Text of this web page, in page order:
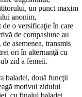
un punct maxim
anonim,
o versificaţie în care
de compasiune au
asemenea, transmis
ori în alternanţă cu
zid a femeii.
baladei, două funcţii
motivul zidului
cu finalul baladei,